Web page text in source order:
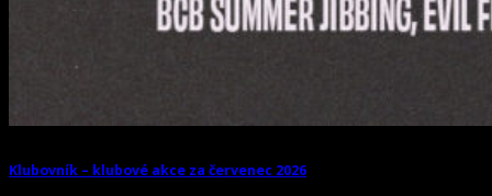
Klubovník – klubové akce za červenec 2026